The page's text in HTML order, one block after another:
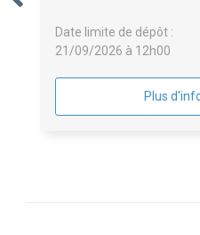
Date limite de dépôt :
21/09/2026 à 12h00
Plus